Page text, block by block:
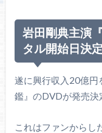
岩田剛典主演
タル開始日決
遂に興行収入20億円
鑑』のDVDが発売決
これはファンからし